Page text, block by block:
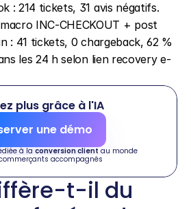
: 214 tickets, 31 avis négatifs.
INC-CHECKOUT + post
: 41 tickets, 0 chargeback, 62 %
les 24 h selon lien recovery e-
plus grâce à l'IA
une démo
à la conversion client au monde
accompagnés
t-il du